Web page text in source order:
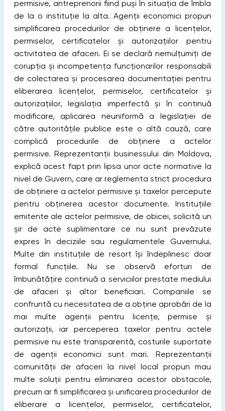
permisive, antreprenorii fiind puși în situația de îmbla
de la o instituție la alta. Agenții economici propun
simplificarea procedurilor de obţinere a licenţelor,
permiselor, certificatelor şi autorizaţiilor pentru
activitatea de afaceri. Ei se declară nemulțumiți de
corupţia şi incompetenţa funcţionarilor responsabili
de colectarea şi procesarea documentaţiei pentru
eliberarea licenţelor, permiselor, certificatelor şi
autorizaţiilor, legislaţia imperfectă şi în continuă
modificare, aplicarea neuniformă a legislaţiei de
către autorităţile publice este o altă cauză, care
complică procedurile de obţinere a actelor
permisive. Reprezentanții businessului din Moldova,
explică acest fapt prin lipsa unor acte normative la
nivel de Guvern, care ar reglementa strict procedura
de obţinere a actelor permisive şi taxelor percepute
pentru obţinerea acestor documente. Instituțiile
emitente ale actelor permisive, de obicei, solicită un
şir de acte suplimentare ce nu sunt prevăzute
expres în deciziile sau regulamentele Guvernului.
Multe din instituţiile de resort îşi îndeplinesc doar
formal funcţiile. Nu se observă eforturi de
îmbunătăţire continuă a serviciilor prestate mediului
de afaceri și altor beneficiari. Companiile se
confruntă cu necesitatea de a obţine aprobări de la
mai multe agenţii pentru licenţe, permise şi
autorizaţii, iar perceperea taxelor pentru actele
permisive nu este transparentă, costurile suportate
de agenții economici sunt mari. Reprezentanţii
comunităţii de afaceri la nivel local propun mau
multe soluții pentru eliminarea acestor obstacole,
precum ar fi simplificarea și unificarea procedurilor de
eliberare a licenţelor, permiselor, certificatelor,